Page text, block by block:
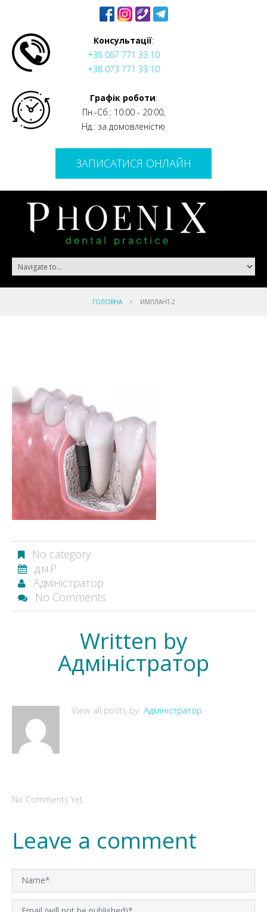
Консультації:
+38 067 771 33 10
+38 073 771 33 10
Графік роботи:
Пн.-Сб.: 10:00 - 20:00,
Нд.: за домовленістю
ЗАПИСАТИСЯ ОНЛАЙН
ГОЛОВНА ИМПЛАНТ-2
No category
д.м.Р
Адміністратор
No Comments
Written by
Адміністратор
View all posts by: Адміністратор
No Comments Yet.
Leave a comment